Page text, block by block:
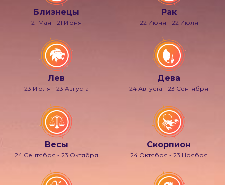
Близнецы
21 Мая - 21 Июня
Рак
22 Июня - 22 Июля
Лев
23 Июля - 23 Августа
Дева
24 Августа - 23 Сентября
Весы
24 Сентября - 23 Октября
Скорпион
24 Октября - 23 Ноября